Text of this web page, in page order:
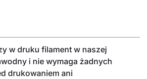
w druku filament w naszej
i nie wymaga żadnych
drukowaniem ani